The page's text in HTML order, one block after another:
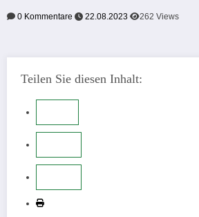
0 Kommentare 22.08.2023 262 Views
Teilen Sie diesen Inhalt: